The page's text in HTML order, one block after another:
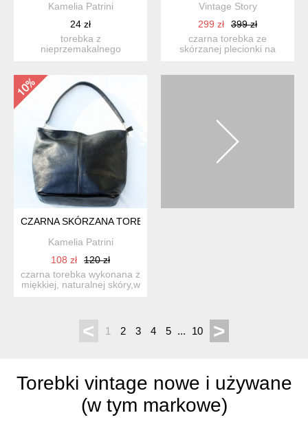
Kamelia Patrini
24 zł
torebka z
nieprzemakalnego
Vintage Story
299 zł
399 zł
czarna torebka ze
skórzanej plecionki na
CZARNA SKÓRZANA TORBA TOREBKA NA RAMIĘ
Kamelia Patrini
108 zł
120 zł
czarna torebka wykonana z
miękkiej, naturalnej skóry,w
< 1 2 3 4 5 ... 10 >
Torebki vintage nowe i używane
(w tym markowe)